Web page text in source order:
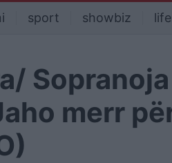
sport showbiz
merr